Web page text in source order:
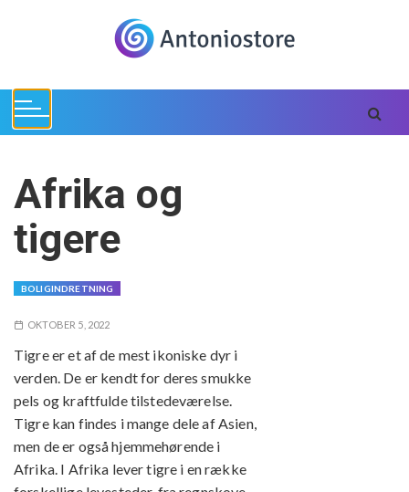
Afrika og
tigere
BOLIGINDRETNING
OKTOBER 5, 2022
Tigre er et af de mest ikoniske dyr i
verden. De er kendt for deres smukke
pels og kraftfulde tilstedeværelse.
Tigre kan findes i mange dele af Asien,
men de er også hjemmehørende i
Afrika. I Afrika lever tigre i en række